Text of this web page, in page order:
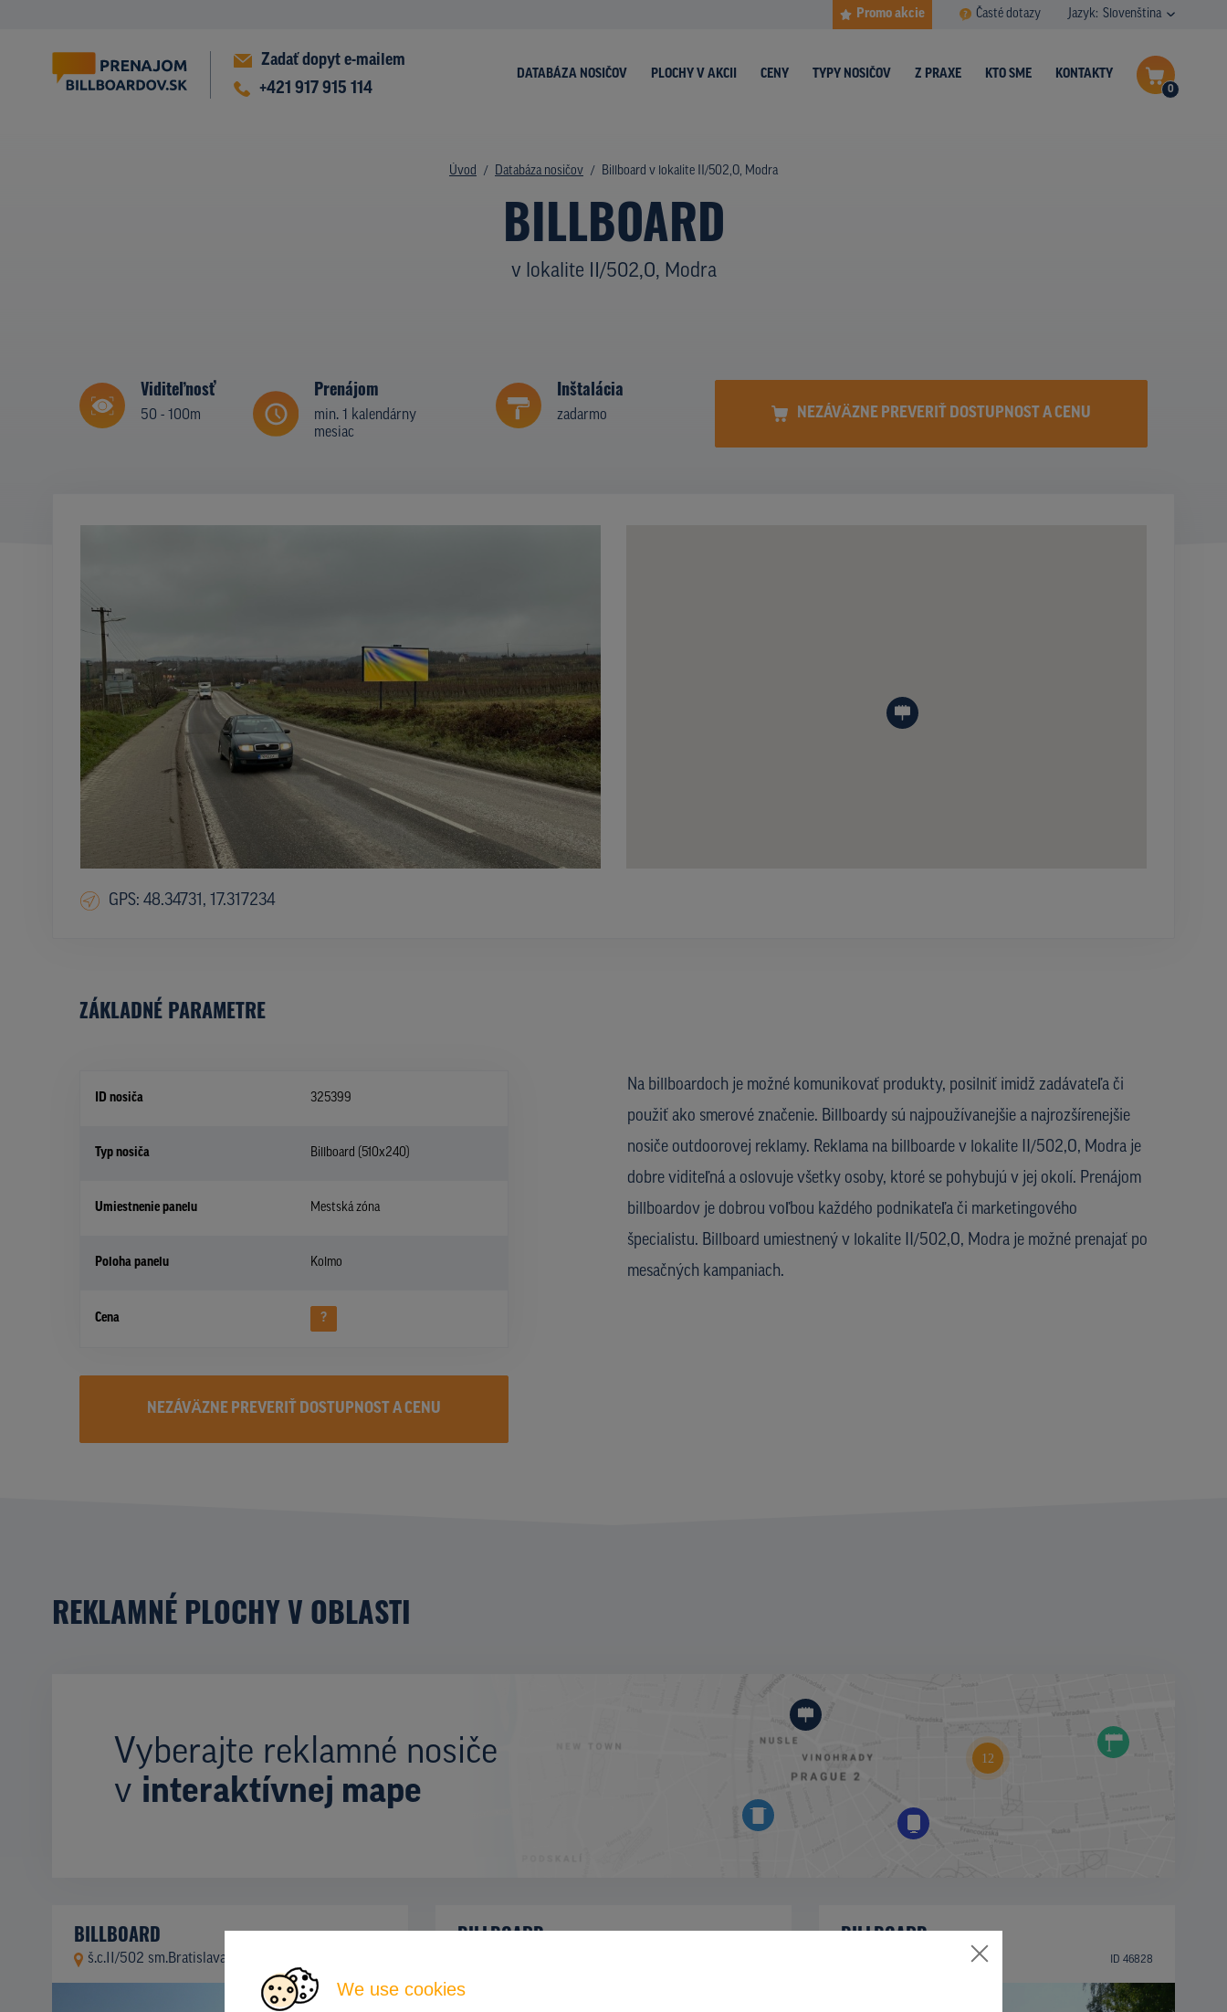
We use cookies
Promo akcie Časté dotazy Jazyk: Slovenština
Zadať dopyt e-mailem
+421 917 915 114
0
DATABÁZA NOSIČOV PLOCHY V AKCII CENY TYPY NOSIČOV Z PRAXE KTO SME KONTAKTY
Úvod Databáza nosičov Billboard v lokalite II/502,O, Modra
BILLBOARD
v lokalite II/502,O, Modra
Viditeľnosť
50 - 100m
Prenájom
min. 1 kalendárny
mesiac
Inštalácia
zadarmo NEZÁVÄZNE PREVERIŤ DOSTUPNOST A CENU
GPS: 48.34731, 17.317234
ZÁKLADNÉ PARAMETRE
ID nosiča 325399
Typ nosiča Billboard (510x240)
Umiestnenie panelu Mestská zóna
Poloha panelu Kolmo
Cena ?
Na billboardoch je možné komunikovať produkty, posilniť imidž zadávateľa či
použiť ako smerové značenie. Billboardy sú najpoužívanejšie a najrozšírenejšie
nosiče outdoorovej reklamy. Reklama na billboarde v lokalite II/502,O, Modra je
dobre viditeľná a oslovuje všetky osoby, ktoré se pohybujú v jej okolí. Prenájom
billboardov je dobrou voľbou každého podnikateľa či marketingového
špecialistu. Billboard umiestnený v lokalite II/502,O, Modra je možné prenajať po
mesačných kampaniach.
NEZÁVÄZNE PREVERIŤ DOSTUPNOST A CENU
REKLAMNÉ PLOCHY V OBLASTI
Vyberajte reklamné nosiče
v interaktívnej mape
BILLBOARD
š.c.II/502 sm.Bratislava, Modra
BILLBOARD BILLBOARD
Dukelská ul., Modra ID 46828